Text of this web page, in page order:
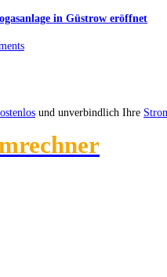
in Güstrow eröffnet
und unverbindlich Ihre